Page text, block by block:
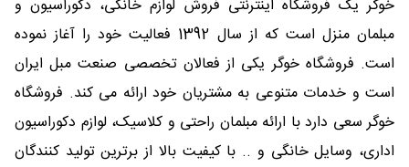
خوگر یک فروشگاه اینترنتی فروش لوازم خانگی، دکوراسیون و
مبلمان منزل است که از سال 1392 فعالیت خود را آغاز نموده
است. فروشگاه خوگر یکی از فعالان تخصصی صنعت مبل ایران
است و خدمات متنوعی به مشتریان خود ارائه می کند. فروشگاه
خوگر سعی دارد با ارائه مبلمان راحتی و کلاسیک، لوازم دکوراسیون
اداری، وسایل خانگی و .. با کیفیت بالا از برترین تولید کنندگان